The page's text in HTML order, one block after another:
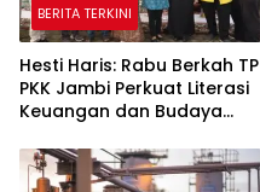
BERITA TERKINI
Hesti Haris: Rabu Berkah TP
PKK Jambi Perkuat Literasi
Keuangan dan Budaya